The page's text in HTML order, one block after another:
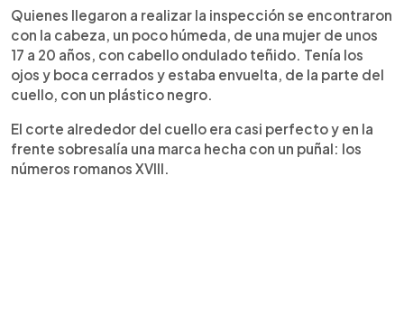
Quienes llegaron a realizar la inspección se encontraron
con la cabeza, un poco húmeda, de una mujer de unos
17 a 20 años, con cabello ondulado teñido. Tenía los
ojos y boca cerrados y estaba envuelta, de la parte del
cuello, con un plástico negro.
El corte alrededor del cuello era casi perfecto y en la
frente sobresalía una marca hecha con un puñal: los
números romanos XVIII.